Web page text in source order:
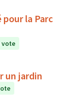
la Parc
vote
un jardin